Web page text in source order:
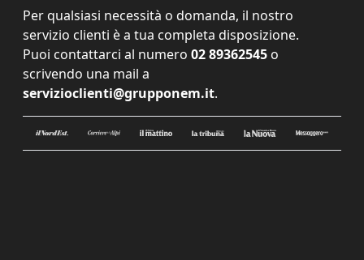
Per qualsiasi necessità o domanda, il nostro
servizio clienti è a tua completa disposizione.
Puoi contattarci al numero 02 89362545 o
scrivendo una mail a
servizioclienti@grupponem.it.